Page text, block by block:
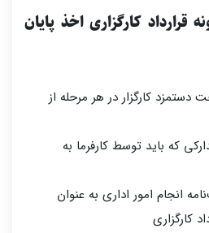
قرارداد کارگزاری اخذ پایان
دستمزد کارگزار در هر مرحله از
که باید توسط کارفرما به
انجام امور اداری به عنوان
کارگزاری